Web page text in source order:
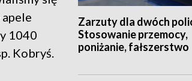
Zarzuty dla dwóch
Stosowanie przemocy,
poniżanie, fałszerstwo
1040
Kobryś.